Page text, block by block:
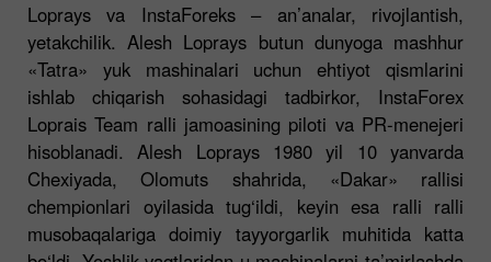
Loprays va InstaForeks – an’analar, rivojlantish,
yetakchilik. Alesh Loprays butun dunyoga mashhur
«Tatra» yuk mashinalari uchun ehtiyot qismlarini
ishlab chiqarish sohasidagi tadbirkor, InstaForex
Loprais Team ralli jamoasining piloti va PR-menejeri
hisoblanadi. Alesh Loprays 1980 yil 10 yanvarda
Chexiyada, Olomuts shahrida, «Dakar» rallisi
chempionlari oyilasida tug‘ildi, keyin esa ralli ralli
musobaqalariga doimiy tayyorgarlik muhitida katta